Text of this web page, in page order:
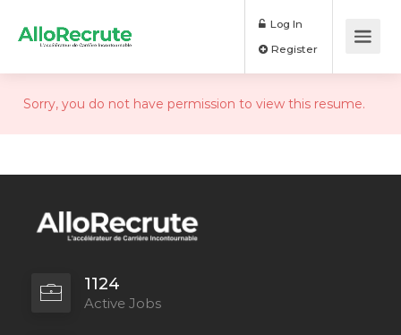
Log In
Sorry, you do not have permission to view this resume.
1124
Active Jobs